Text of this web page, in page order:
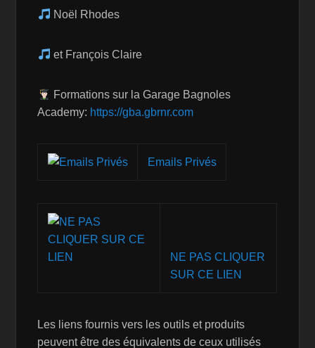
Noël Rhodes
et François Claire
Formations sur la Garage Bagnoles
Academy: https://gba.gbrnr.com
Emails Privés
NE PAS CLIQUER
SUR CE LIEN
Les liens fournis vers les outils et produits
peuvent être des équivalents de ceux utilisés